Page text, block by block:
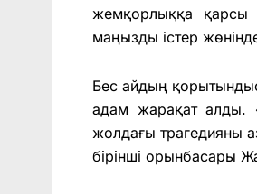
жемқорлыққа қарсы
маңызды істер
Бес айдың
адам жарақат алды.
жолдағы трагедияны
бірінші орынбасары